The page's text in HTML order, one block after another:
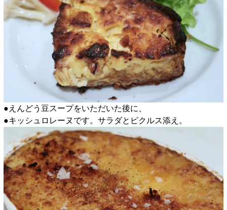
●えんどう豆スープをいただいた後に、
●キッシュロレーヌです。サラダとピクルス添え。